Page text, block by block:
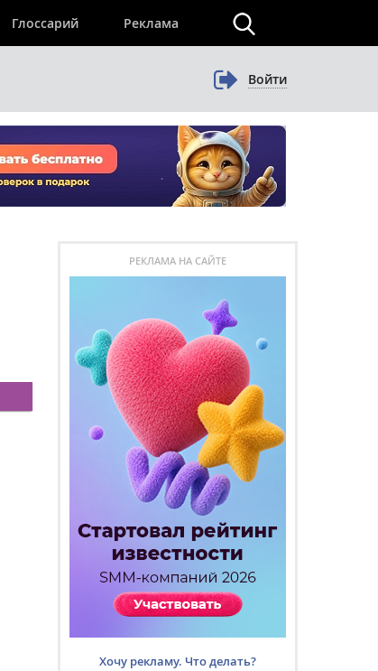
Глоссарий Реклама
Войти
РЕКЛАМА НА САЙТЕ
Хочу рекламу. Что делать?